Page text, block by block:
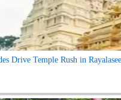
Drive Temple Rush in